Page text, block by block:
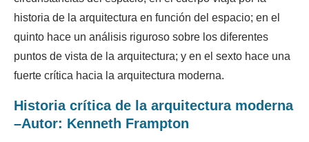
historia de la arquitectura en función del espacio; en el
quinto hace un análisis riguroso sobre los diferentes
puntos de vista de la arquitectura; y en el sexto hace una
fuerte crítica hacia la arquitectura moderna.
Historia crítica de la arquitectura moderna
–Autor: Kenneth Frampton